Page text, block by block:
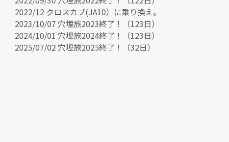
2022/12 クロスカブ(JA10）に乗り換え。
2023/10/07 穴埋旅2023終了！（123日）
2024/10/01 穴埋旅2024終了！（123日）
2025/07/02 穴埋旅2025終了！（32日）